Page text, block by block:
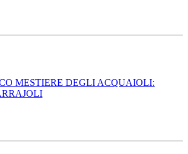
MESTIERE DEGLI ACQUAIOLI: